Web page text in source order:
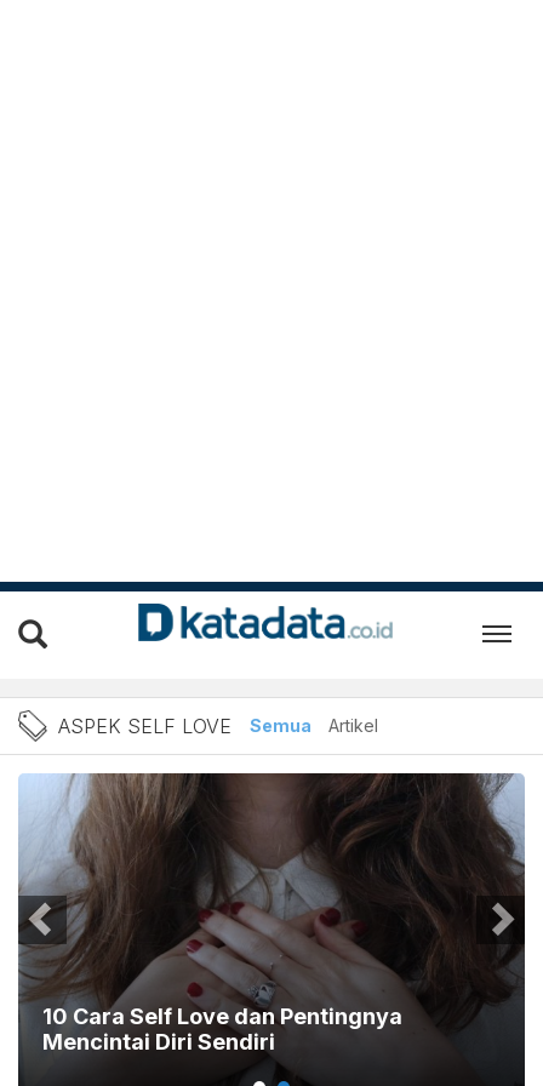
Berita Aspek Self Love
ASPEK SELF LOVE Semua Artikel
10 Cara Self Love dan Pentingnya
Mencintai Diri Sendiri